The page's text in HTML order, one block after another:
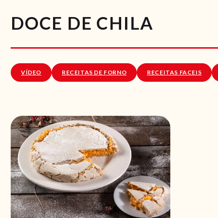
DOCE DE CHILA
VÍDEO RECEITAS DE FORNO RECEITAS FACEIS